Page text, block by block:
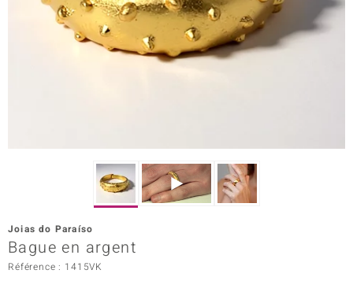
Joias do Paraíso
Bague en argent
Référence : 1415VK